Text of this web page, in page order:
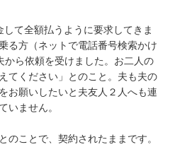
て全額払うように要求してきま
る方（ネットで電話番号検索かけ
ら依頼を受けました。お二人の
てください」とのこと。夫も夫の
お願いしたいと夫友人２人へも連
いません。
ことで、契約されたままです。